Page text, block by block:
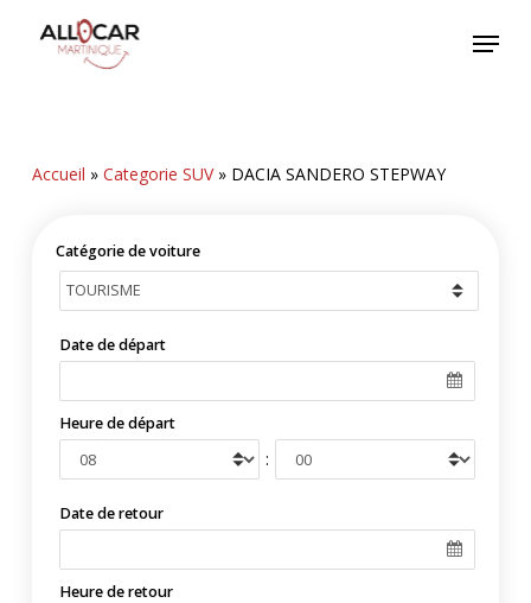
Menu
Accueil » Categorie SUV» DACIA SANDERO STEPWAY
Catégorie de voiture
Date de départ
Heure de départ
:
Date de retour
Heure de retour